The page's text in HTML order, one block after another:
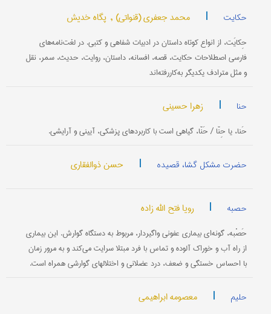
حکایت | محمد جعفری (قنواتی) , پگاه خدیش
حِکایَت، از انواع کوتاه داستان در ادبیات شفاهی و کتبی. در لغت‌نامه‌های
فارسی اصطلاحات حکایت، قصه، افسانه، داستان، روایت، حدیث، سمر، نقل
و مثل مترادف یکدیگر به‌کار‌رفته‌اند
حنا | زهرا حسینی
حَنا، یا حِنّا / حَنّا، گیاهی است با کاربردهای پزشکی، آیینی و آرایشی.
حضرت مشکل گشا، قصیده | حسن ذوالفقاری
حصبه | رویا فتح الله زاده
حَصْبه، گونه‌ای بیماری عفونی واگیردار، مربوط به دستگاه گوارش. این بیماری
از راه آب و خوراک آلوده و تماس با فرد مبتلا سرایت می‌کند و به مرور زمان
با احساس خستگی و ضعف، درد عضلانی و اختلالهای گوارشی همراه است.
حلیم | معصومه ابراهیمی